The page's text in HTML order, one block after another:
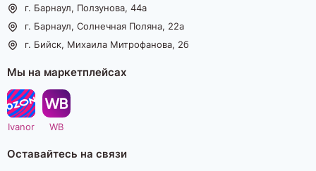
г. Барнаул, Ползунова, 44а
г. Барнаул, Солнечная Поляна, 22а
г. Бийск, Михаила Митрофанова, 2б
Мы на маркетплейсах
Ivanor WB
Оставайтесь на связи